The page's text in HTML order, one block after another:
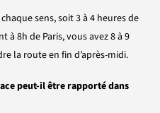
sens, soit 3 à 4 heures de
8h de Paris, vous avez 8 à 9
la route en fin d’après-midi.
peut-il être rapporté dans